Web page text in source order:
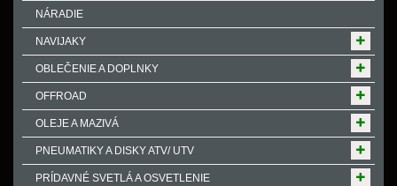
NÁRADIE
NAVIJAKY
OBLEČENIE A DOPLNKY
OFFROAD
OLEJE A MAZIVÁ
PNEUMATIKY A DISKY ATV/ UTV
PRÍDAVNÉ SVETLÁ A OSVETLENIE